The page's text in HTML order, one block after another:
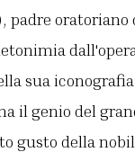
padre oratoriano
sua
il genio del
gusto della